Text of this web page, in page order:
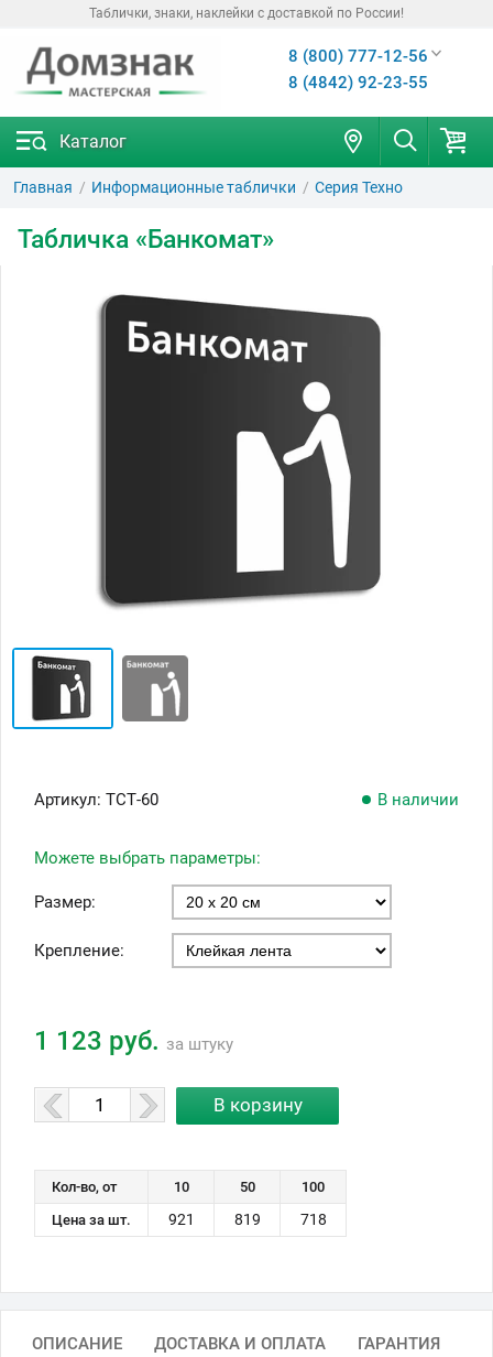
Таблички, знаки, наклейки с доставкой по России!
8 (800) 777-12-56
8 (4842) 92-23-55
Каталог
Главная Информационные таблички Серия Техно
Табличка «Банкомат»
Артикул: ТСТ-60 В наличии
Можете выбрать параметры:
Размер:
Крепление:
1 123 руб. за штуку
Кол-во, от 10 50
100
Цена за шт.
921 819 718
ОПИСАНИЕ ДОСТАВКА И ОПЛАТА ГАРАНТИЯ